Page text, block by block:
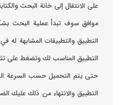
على الانتقال إلى خانة البحث
موافق ‏سوف تبدأ عملية البحث
التطبيق والتطبيقات المشابهة له
التطبيق المناسب لك وتضغط على
حتى يتم التحميل حسب السرعة
التطبيق والانتهاء من ذلك عليك